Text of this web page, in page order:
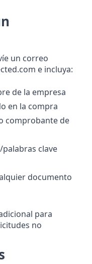
un correo
e incluya:
de la empresa
en la compra
comprobante de
clave
documento
para
no